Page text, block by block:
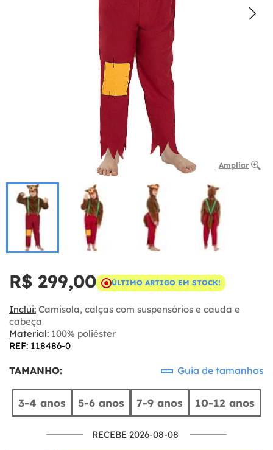
Ampliar
R$ 299,00 ÚLTIMO ARTIGO EM STOCK!
Inclui: Camisola, calças com suspensórios e cauda e
cabeça
Material: 100% poliéster
REF: 118486-0
TAMANHO: Guia de tamanhos
3-4 anos 5-6 anos 7-9 anos 10-12 anos
RECEBE 2026-08-08